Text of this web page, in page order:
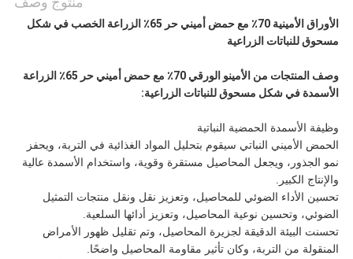
الأوراق الأمينية 70٪ مع حمض أميني حر 65٪ الزراعة الخصب في شكل
مسحوق للنباتات الزراعية
وصف المنتجات من الأمينو الورقي 70٪ مع حمض أميني حر 65٪ الزراعة
الأسمدة في شكل مسحوق للنباتات الزراعية:
وظيفة الأسمدة الحمضية النباتية
الحمض الأميني النباتي سيقوم بتحليل المواد الغذائية في التربة، ويحفز
نمو الجذور، ويجعل المحاصيل مستقرة وقوية، واستخدام الأسمدة عالية
والإنتاج الكبير.
تحسين الأداء الضوئي للمحاصيل، وتعزيز نقل ونقل منتجات التمثيل
الضوئي، وتحسين نوعية المحاصيل، وتعزيز أدائها السلعية.
تحسنت البيئة الدقيقة لجزيرة المحاصيل، وتم تقليل ظهور الأمراض
المنقولة من التربة، وكان تأثير مقاومة المحاصيل واضحًا.